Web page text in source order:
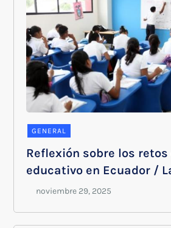
GENERAL
Reflexión sobre los
educativo en Ecuador /